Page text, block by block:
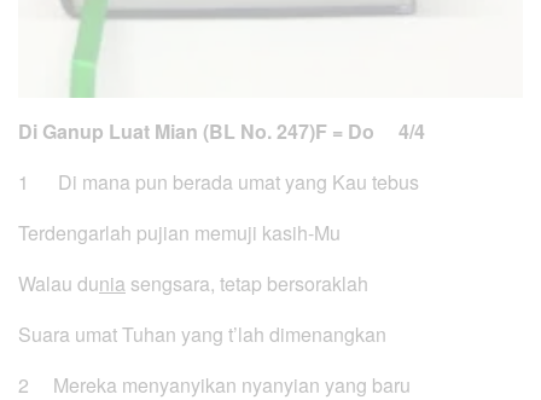
Di Ganup Luat Mian (BL No. 247)F = Do 4/4
1 Di mana pun berada umat yang Kau tebus
Terdengarlah pujian memuji kasih-Mu
Walau dunia sengsara, tetap bersoraklah
Suara umat Tuhan yang t’lah dimenangkan
2 Mereka menyanyikan nyanyian yang baru